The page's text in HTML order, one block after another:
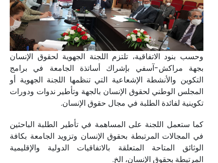
وحسب بنود الاتفاقية، تلتزم اللجنة الجهوية لحقوق الإنسان
بجهة مراكش-آسفي بإشراك أساتذة الجامعة في برامج
التكوين والأنشطة الإشعاعية التي تنظمها اللجنة الجهوية أو
المجلس الوطني لحقوق الإنسان بالجهة وتأطير ندوات ودورات
تكوينية لفائدة الطلبة في مجال حقوق الإنسان.
كما ستعمل اللجنة على المساهمة في تأطير الطلبة الباحثين
في المجالات المرتبطة بحقوق الإنسان وتزويد الجامعة بكافة
الوثائق المتاحة المتعلقة بالاتفاقيات الدولية والإقليمية
المرتبطة بحقوق الإنسان، الخ.